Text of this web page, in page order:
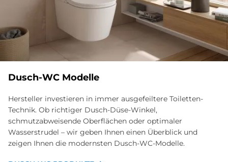
Dusch-WC Modelle
Hersteller investieren in immer ausgefeiltere Toiletten-
Technik. Ob richtiger Dusch-Düse-Winkel,
schmutzabweisende Oberflächen oder optimaler
Wasserstrudel – wir geben Ihnen einen Überblick und
zeigen Ihnen die modernsten Dusch-WC-Modelle.